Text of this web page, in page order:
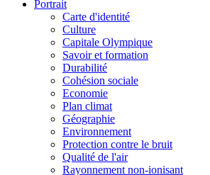
Portrait
Carte d'identité
Culture
Capitale Olympique
Savoir et formation
Durabilité
Cohésion sociale
Economie
Plan climat
Géographie
Environnement
Protection contre le bruit
Qualité de l'air
Rayonnement non-ionisant